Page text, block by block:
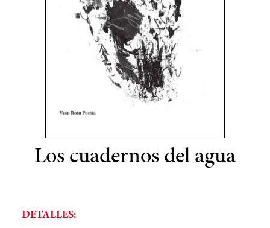
Los cuadernos del agua
DETALLES: